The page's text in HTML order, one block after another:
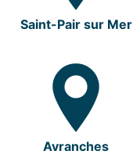
Saint-Pair sur Mer
Avranches